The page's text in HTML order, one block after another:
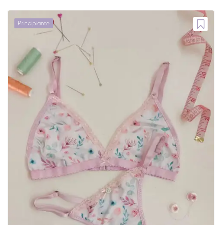
Principiante